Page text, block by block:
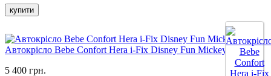
купити
Автокрісло Bebe Confort Hera i-Fix Disney Fun Mickey
5 400 грн.